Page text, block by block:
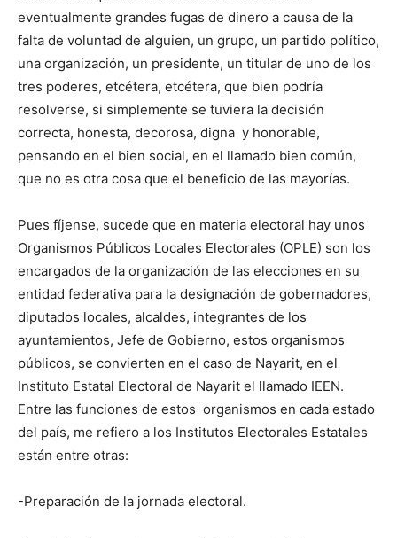
eventualmente grandes fugas de dinero a causa de la
falta de voluntad de alguien, un grupo, un partido político,
una organización, un presidente, un titular de uno de los
tres poderes, etcétera, etcétera, que bien podría
resolverse, si simplemente se tuviera la decisión
correcta, honesta, decorosa, digna y honorable,
pensando en el bien social, en el llamado bien común,
que no es otra cosa que el beneficio de las mayorías.
Pues fíjense, sucede que en materia electoral hay unos
Organismos Públicos Locales Electorales (OPLE) son los
encargados de la organización de las elecciones en su
entidad federativa para la designación de gobernadores,
diputados locales, alcaldes, integrantes de los
ayuntamientos, Jefe de Gobierno, estos organismos
públicos, se convierten en el caso de Nayarit, en el
Instituto Estatal Electoral de Nayarit el llamado IEEN.
Entre las funciones de estos organismos en cada estado
del país, me refiero a los Institutos Electorales Estatales
están entre otras:
-Preparación de la jornada electoral.